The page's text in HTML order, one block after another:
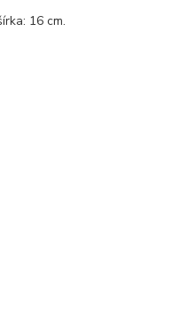
16 cm.